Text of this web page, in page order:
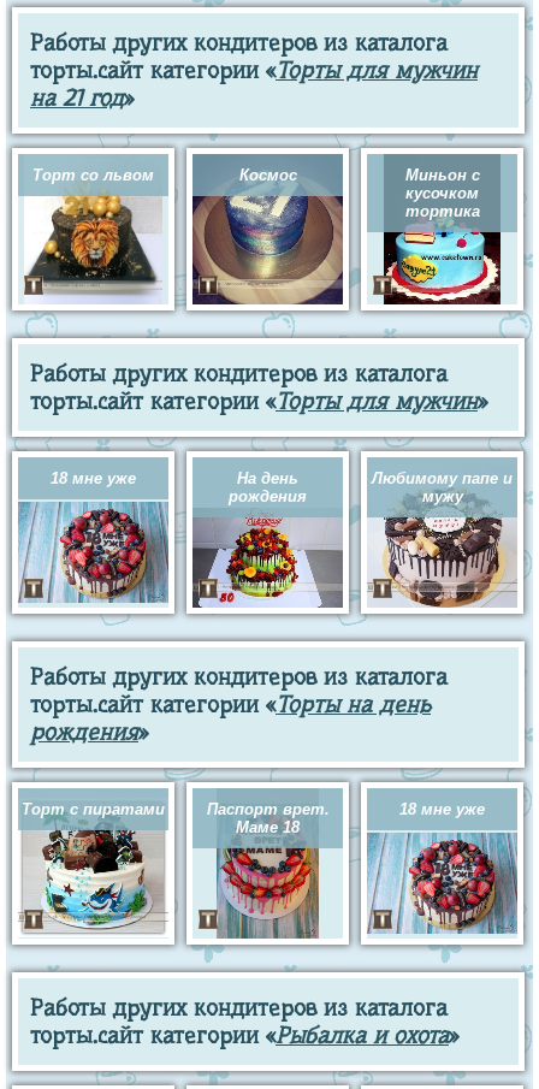
Работы других кондитеров из каталога
торты.сайт категории «Торты для мужчин
на 21 год»
Торт со львом Космос
Миньон с
кусочком
тортика
Работы других кондитеров из каталога
торты.сайт категории «Торты для мужчин»
18 мне уже
На день
рождения
Любимому папе и
мужу
Работы других кондитеров из каталога
торты.сайт категории «Торты на день
рождения»
Торт с пиратами
Паспорт врет.
Маме 18
18 мне уже
Работы других кондитеров из каталога
торты.сайт категории «Рыбалка и охота»